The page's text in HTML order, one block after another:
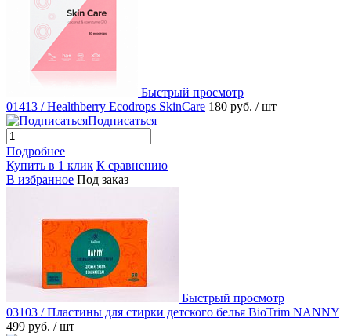
Быстрый просмотр
01413 / Healthberry Ecodrops SkinCare 180 руб. / шт
Подписаться
Подробнее
Купить в 1 клик К сравнению
В избранное Под заказ
Быстрый просмотр
03103 / Пластины для стирки детского белья BioTrim NANNY
499 руб. / шт